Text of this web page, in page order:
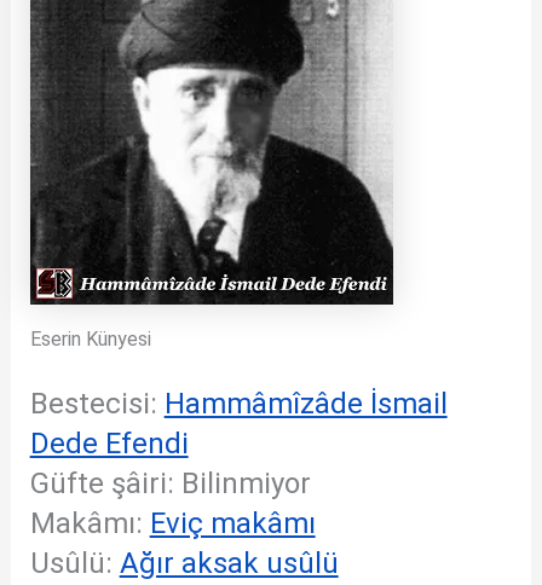
Eserin Künyesi
Bestecisi: Hammâmîzâde İsmail
Dede Efendi
Güfte şâiri: Bilinmiyor
Makâmı: Eviç makâmı
Usûlü: Ağır aksak usûlü